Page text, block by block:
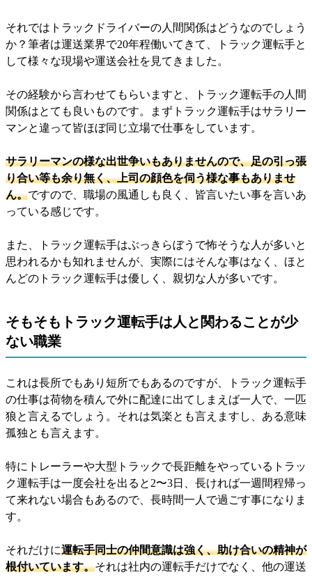
それではトラックドライバーの人間関係はどうなのでしょう
か？筆者は運送業界で20年程働いてきて、トラック運転手と
して様々な現場や運送会社を見てきました。
その経験から言わせてもらいますと、トラック運転手の人間
関係はとても良いものです。まずトラック運転手はサラリー
マンと違って皆ほぼ同じ立場で仕事をしています。
サラリーマンの様な出世争いもありませんので、足の引っ張
り合い等も余り無く、上司の顔色を伺う様な事もありませ
ん。ですので、職場の風通しも良く、皆言いたい事を言いあ
っている感じです。
また、トラック運転手はぶっきらぼうで怖そうな人が多いと
思われるかも知れませんが、実際にはそんな事はなく、ほと
んどのトラック運転手は優しく、親切な人が多いです。
そもそもトラック運転手は人と関わることが少
ない職業
これは長所でもあり短所でもあるのですが、トラック運転手
の仕事は荷物を積んで外に配達に出てしまえば一人で、一匹
狼と言えるでしょう。それは気楽とも言えますし、ある意味
孤独とも言えます。
特にトレーラーや大型トラックで長距離をやっているトラッ
ク運転手は一度会社を出ると2〜3日、長ければ一週間程帰っ
て来れない場合もあるので、長時間一人で過ごす事になりま
す。
それだけに運転手同士の仲間意識は強く、助け合いの精神が
根付いています。それは社内の運転手だけでなく、他の運送